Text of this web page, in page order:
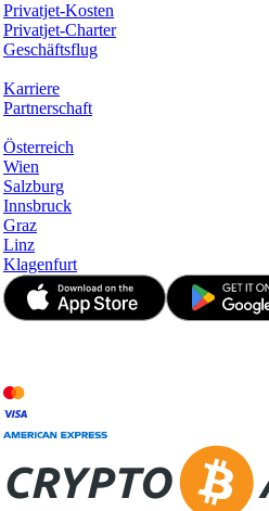
Privatjet-Kosten
Privatjet-Charter
Geschäftsflug
Karriere
Partnerschaft
Österreich
Wien
Salzburg
Innsbruck
Graz
Linz
Klagenfurt